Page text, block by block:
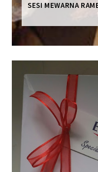
SESI MEWARNA